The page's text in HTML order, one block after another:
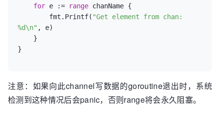
for e := range chanName {
        fmt.Printf(
"Get element from chan:
%d\n" , e)
注意：如果向此channel写数据的goroutine退出时，系统
检测到这种情况后会panic，否则range将会永久阻塞。